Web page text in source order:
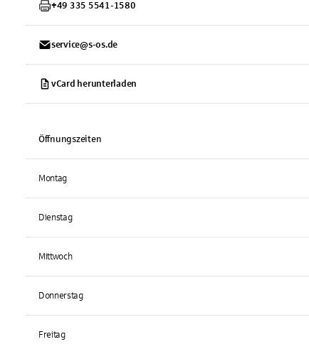
+49 335 5541-1580
service@s-os.de
vCard herunterladen
Öffnungszeiten
Montag
Dienstag
Mittwoch
Donnerstag
Freitag